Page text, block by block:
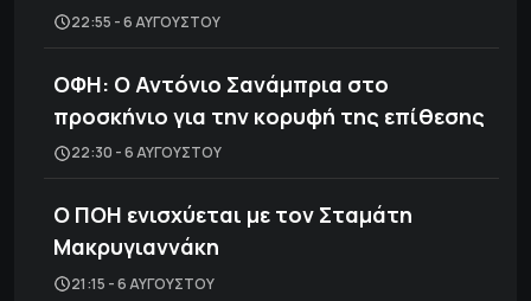
22:55 - 6 ΑΥΓΟΎΣΤΟΥ
ΟΦΗ: Ο Αντόνιο Σανάμπρια στο
προσκήνιο για την κορυφή της επίθεσης
22:30 - 6 ΑΥΓΟΎΣΤΟΥ
Ο ΠΟΗ ενισχύεται με τον Σταμάτη
Μακρυγιαννάκη
21:15 - 6 ΑΥΓΟΎΣΤΟΥ